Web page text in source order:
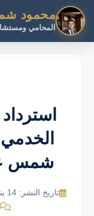
محمود
المحامي
شمس عبر
تاريخ النشر: 14 يناير 2026